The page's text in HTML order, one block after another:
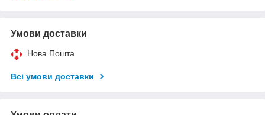
Умови доставки
Нова Пошта
Всі умови доставки